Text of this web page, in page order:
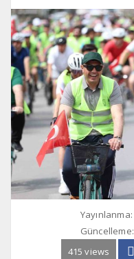
Yayınlanma:
Güncelleme:
415 views